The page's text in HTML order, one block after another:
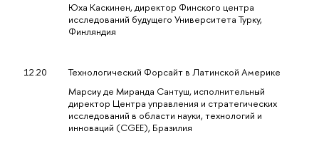
Юха Каскинен, директор Финского центра
исследований будущего Университета Турку,
Финляндия
12.20
Технологический Форсайт в Латинской Америке
Марсиу де Миранда Сантуш, исполнительный
директор Центра управления и стратегических
исследований в области науки, технологий и
инноваций (CGEE), Бразилия